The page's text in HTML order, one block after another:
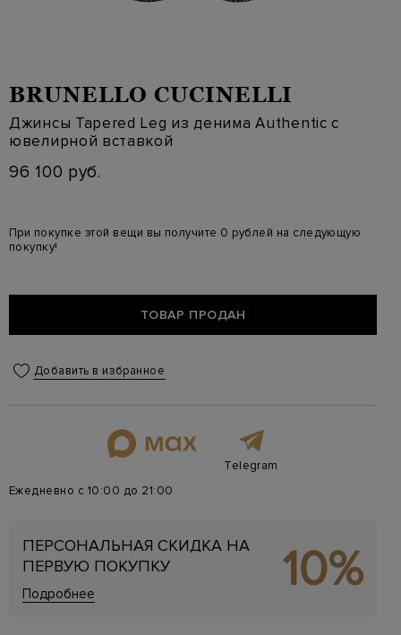
BRUNELLO CUCINELLI
Джинсы Tapered Leg из денима Authentic с
ювелирной вставкой
96 100 руб.
При покупке этой вещи вы получите 0 рублей на следующую
покупку!
ТОВАР ПРОДАН
Добавить в избранное
Telegram
Ежедневно с 10:00 до 21:00
ПЕРСОНАЛЬНАЯ СКИДКА НА
ПЕРВУЮ ПОКУПКУ
Подробнее 10%